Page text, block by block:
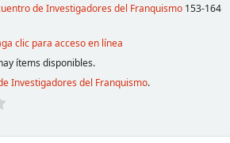
de Investigadores del Franquismo153-164
clic para acceso en línea
ítems disponibles.
Investigadores del Franquismo.